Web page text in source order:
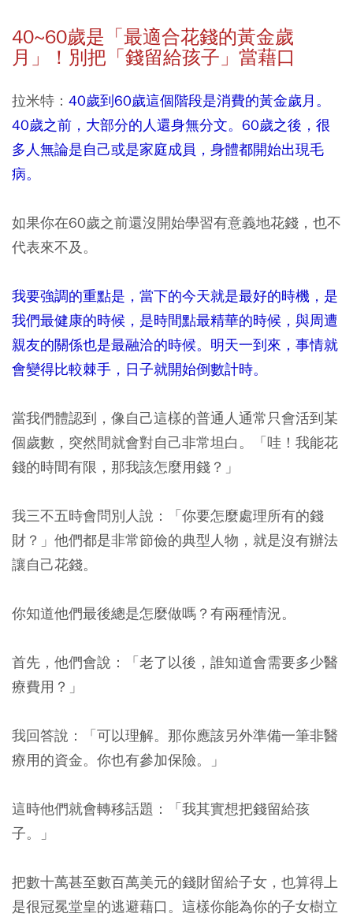
40~60歲是「最適合花錢的黃金歲
月」！別把「錢留給孩子」當藉口
拉米特： 40歲到60歲這個階段是消費的黃金歲月。
40歲之前，大部分的人還身無分文。60歲之後，很
多人無論是自己或是家庭成員，身體都開始出現毛
病。
如果你在60歲之前還沒開始學習有意義地花錢，也不
代表來不及。
我要強調的重點是，當下的今天就是最好的時機，是
我們最健康的時候，是時間點最精華的時候，與周遭
親友的關係也是最融洽的時候。明天一到來，事情就
會變得比較棘手，日子就開始倒數計時。
當我們體認到，像自己這樣的普通人通常只會活到某
個歲數，突然間就會對自己非常坦白。「哇！我能花
錢的時間有限，那我該怎麼用錢？」
我三不五時會問別人說：「你要怎麼處理所有的錢
財？」他們都是非常節儉的典型人物，就是沒有辦法
讓自己花錢。
你知道他們最後總是怎麼做嗎？有兩種情況。
首先，他們會說：「老了以後，誰知道會需要多少醫
療費用？」
我回答說：「可以理解。那你應該另外準備一筆非醫
療用的資金。你也有參加保險。」
這時他們就會轉移話題：「我其實想把錢留給孩
子。」
把數十萬甚至數百萬美元的錢財留給子女，也算得上
是很冠冕堂皇的逃避藉口。這樣你能為你的子女樹立